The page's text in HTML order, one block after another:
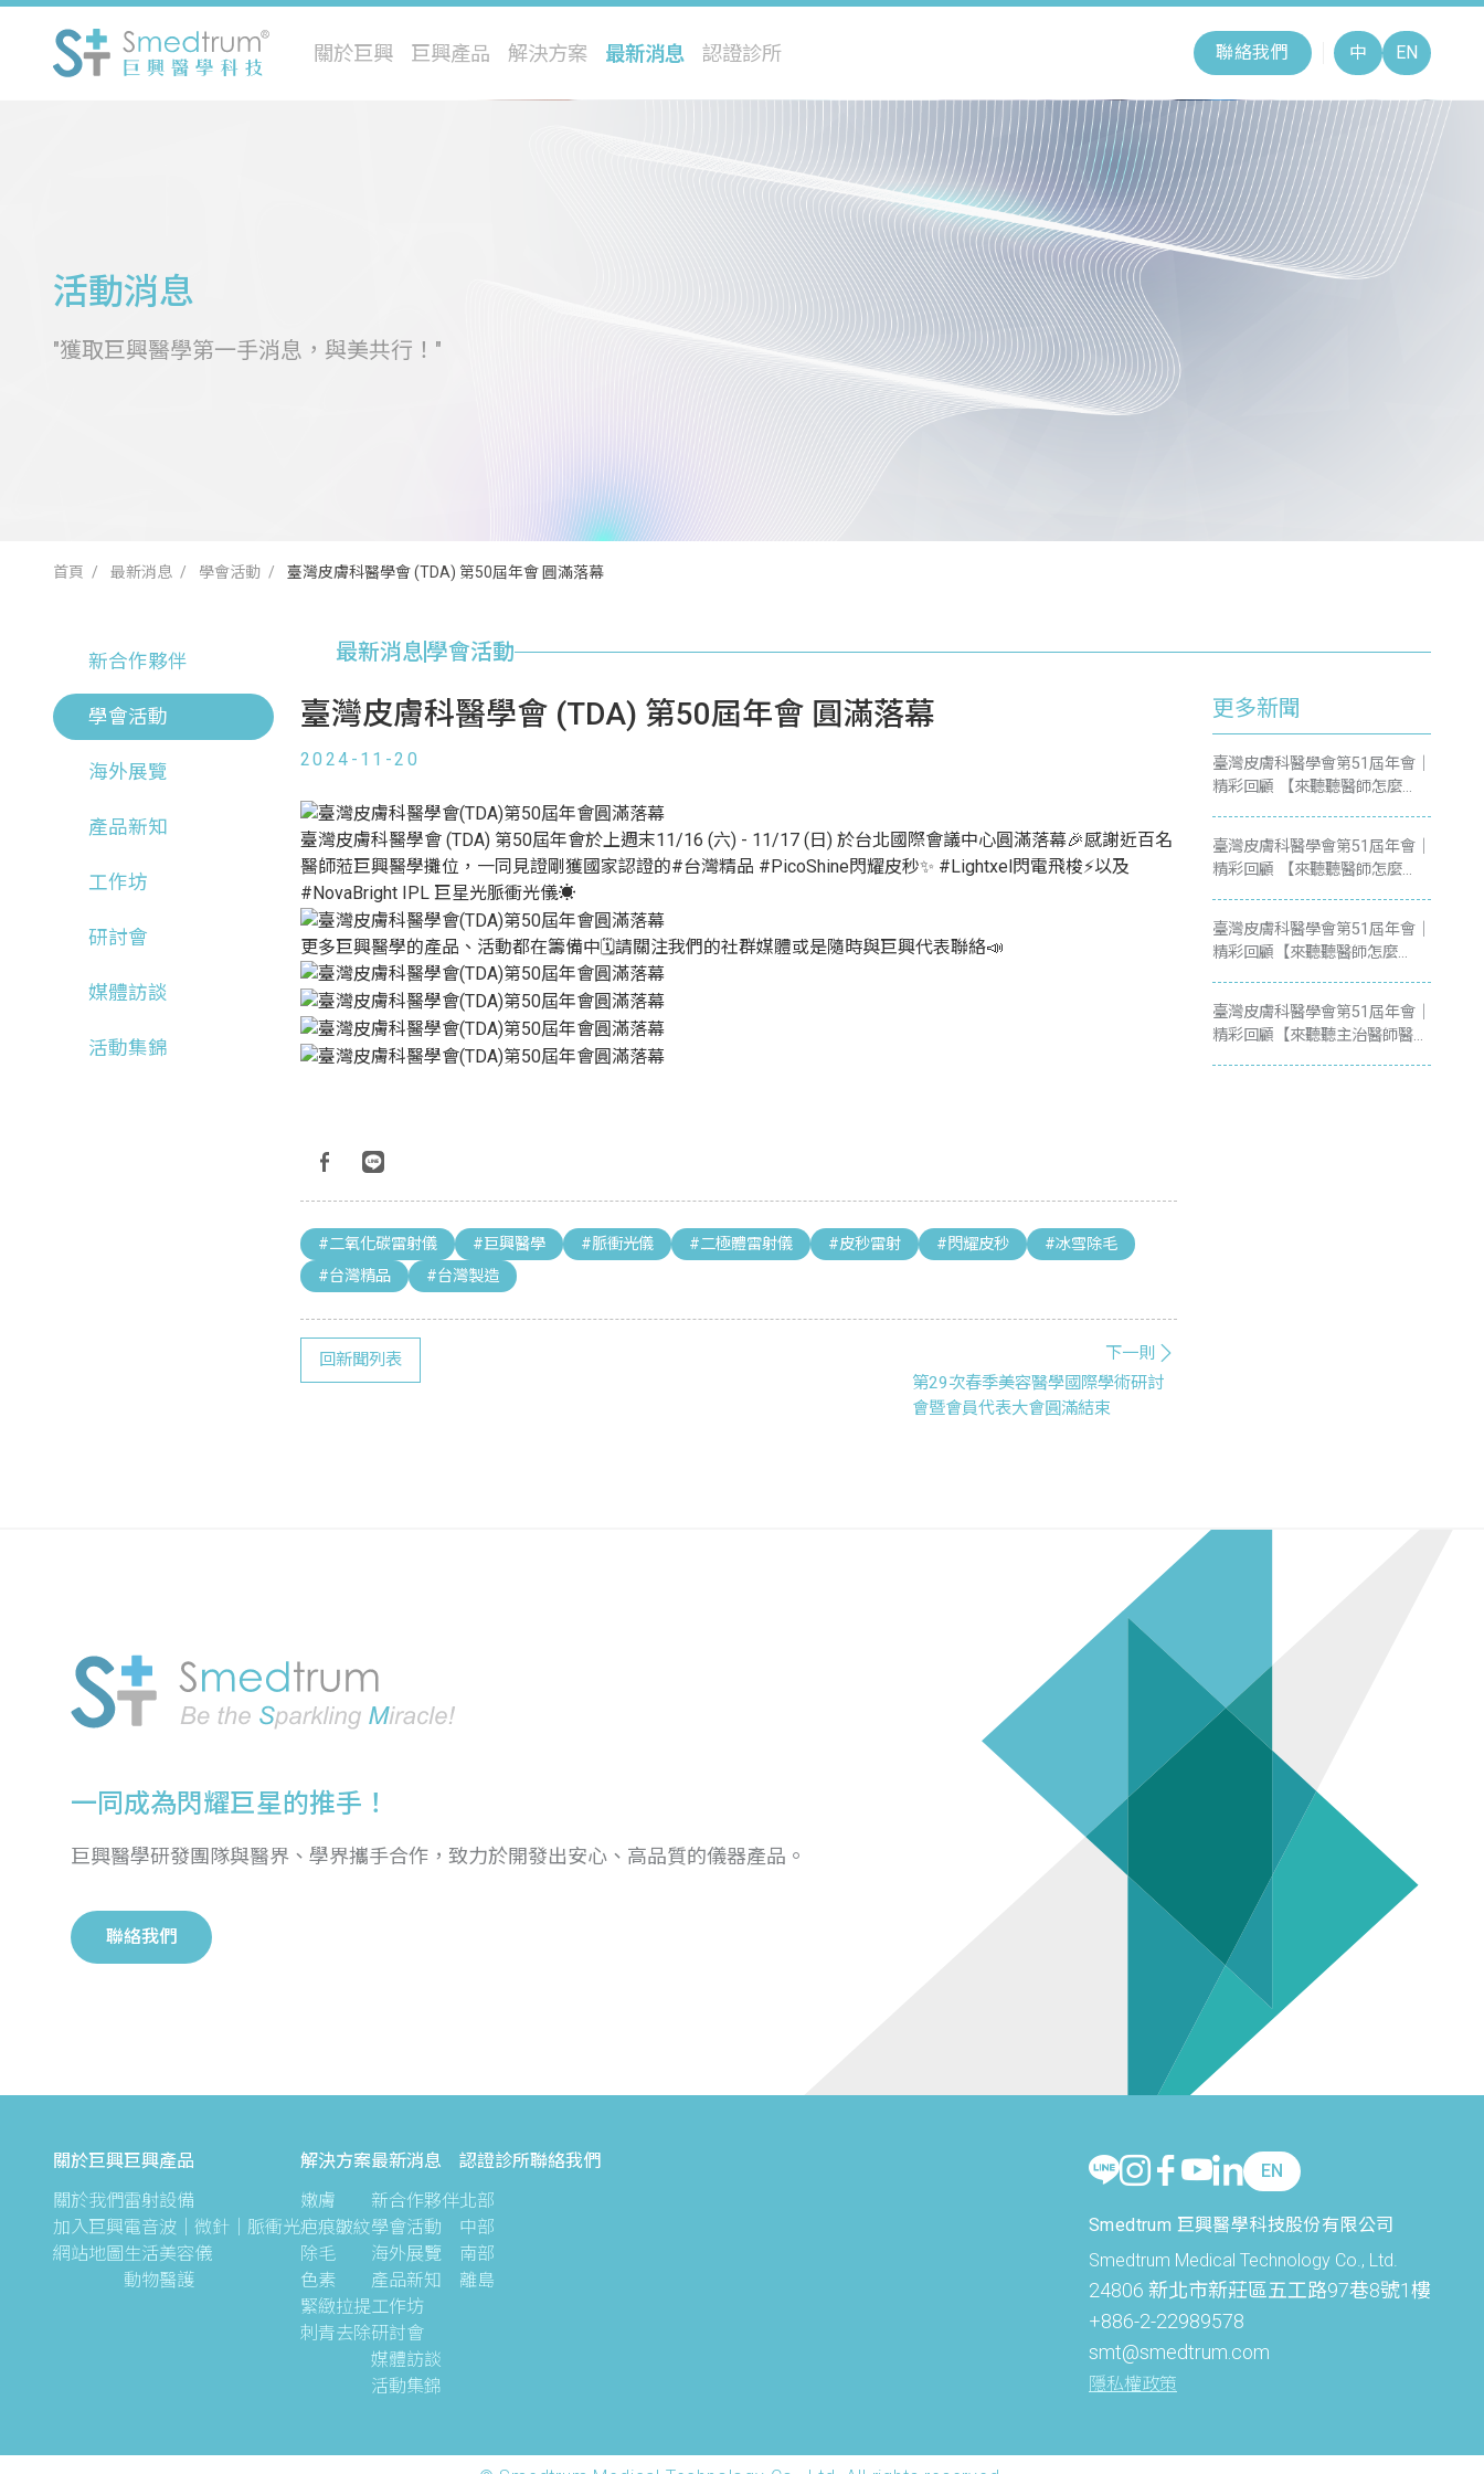
關於巨興 巨興產品
閃電飛梭
修秘音波
修秘脈衝光
星雲熱能儀
極光電漿儀
流星水光儀
四級雷射
寵物再生醫療
解決方案 最新消息 認證診所 聯絡我們 中 EN
活動消息
"獲取巨興醫學第一手消息，與美共行！"
首頁 最新消息 學會活動 臺灣皮膚科醫學會 (TDA) 第50屆年會 圓滿落幕
新合作夥伴
學會活動
海外展覽
產品新知
工作坊
研討會
媒體訪談
活動集錦
最新消息學會活動
臺灣皮膚科醫學會 (TDA) 第50屆年會 圓滿落幕
2024-11-20
臺灣皮膚科醫學會 (TDA) 第50屆年會於上週末11/16 (六) - 11/17 (日) 於台北國際會議中心圓滿落幕🎉感謝近百名
醫師蒞巨興醫學攤位，一同見證剛獲國家認證的#台灣精品 #PicoShine閃耀皮秒✨ #Lightxel閃電飛梭⚡以及
#NovaBright IPL 巨星光脈衝光儀☀️
更多巨興醫學的產品、活動都在籌備中🗓️請關注我們的社群媒體或是隨時與巨興代表聯絡📣
#二氧化碳雷射儀 #巨興醫學 #脈衝光儀 #二極體雷射儀 #皮秒雷射 #閃耀皮秒
#冰雪除毛
#台灣精品
#台灣製造
回新聞列表
下一則
第29次春季美容醫學國際學術研討
會暨會員代表大會圓滿結束
更多新聞
臺灣皮膚科醫學會第51屆年會｜
精彩回顧 【來聽聽醫師怎麼
臺灣皮膚科醫學會第51屆年會｜
精彩回顧 【來聽聽醫師怎麼
臺灣皮膚科醫學會第51屆年會｜
精彩回顧【來聽聽醫師怎麼
臺灣皮膚科醫學會第51屆年會｜
精彩回顧【來聽聽主治醫師醫師
一同成為閃耀巨星的推手！
巨興醫學研發團隊與醫界、學界攜手合作，致力於開發出安心、高品質的儀器產品。
聯絡我們
關於巨興
關於我們
加入巨興
網站地圖
巨興產品
雷射設備
電音波｜微針｜脈衝光
生活美容儀
動物醫護
解決方案
嫩膚
疤痕皺紋
除毛
色素
緊緻拉提
刺青去除
最新消息
新合作夥伴
學會活動
海外展覽
產品新知
工作坊
研討會
媒體訪談
活動集錦
認證診所
北部
中部
南部
離島
聯絡我們 EN
Smedtrum 巨興醫學科技股份有限公司
Smedtrum Medical Technology Co., Ltd.
24806 新北市新莊區五工路97巷8號1樓
+886-2-22989578
smt@smedtrum.com
隱私權政策